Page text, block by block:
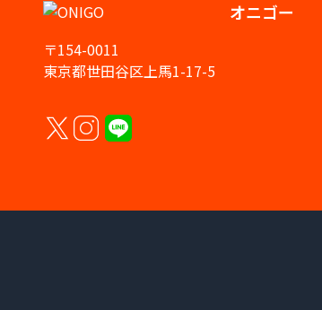
オニゴー
〒154-0011
東京都世田谷区上馬1-17-5